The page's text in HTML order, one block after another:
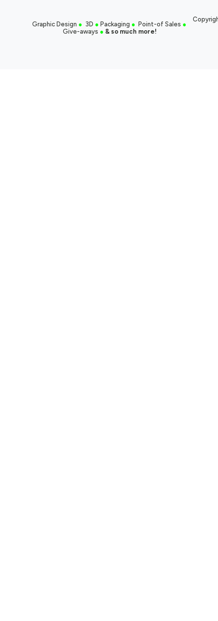
Graphic Design ● 3D ● Packaging ● Point-of Sales ●
Give-aways ● & so much more!